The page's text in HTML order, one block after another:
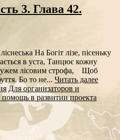
3. Глава 42.
На Богіт лізе, пісеньку
в уста, Танцює кожну
вужем лісовим строфа, Щоб
Бо то не... Читать далее
Для организаторов и
помощь в развитии проекта